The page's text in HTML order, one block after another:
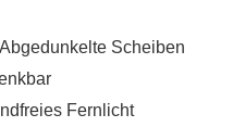
Scheiben
Fernlicht